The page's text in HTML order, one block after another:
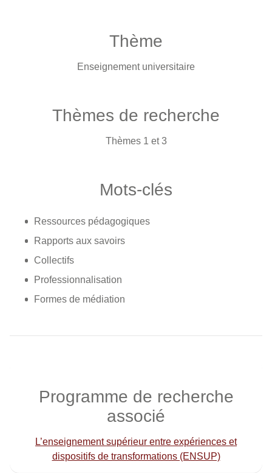
Thème
Enseignement universitaire
Thèmes de recherche
Thèmes 1 et 3
Mots-clés
Ressources pédagogiques
Rapports aux savoirs
Collectifs
Professionnalisation
Formes de médiation
Programme de recherche
associé
L’enseignement supérieur entre expériences et
dispositifs de transformations (ENSUP)